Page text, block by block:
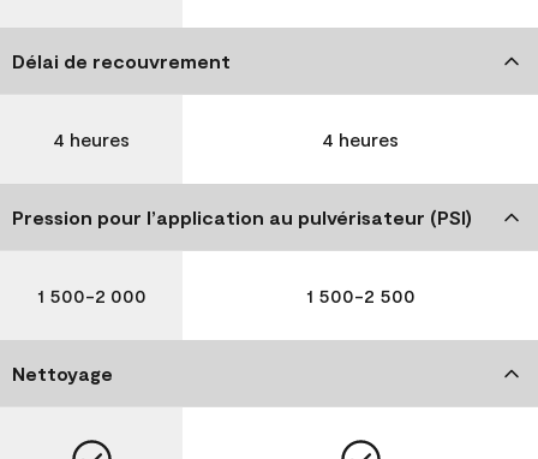
Délai de recouvrement
4 heures 4 heures
Pression pour l’application au pulvérisateur (PSI)
1 500-2 000 1 500-2 500
Nettoyage